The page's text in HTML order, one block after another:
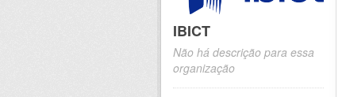
IBICT
Não há descrição para essa
organização